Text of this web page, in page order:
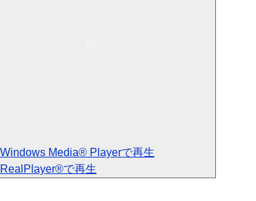
Windows Media® Playerで再生
RealPlayer®で再生